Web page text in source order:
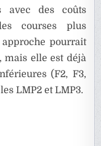
avec des coûts
courses plus
pourrait
mais elle est déjà
(F2, F3,
LMP2 et LMP3.